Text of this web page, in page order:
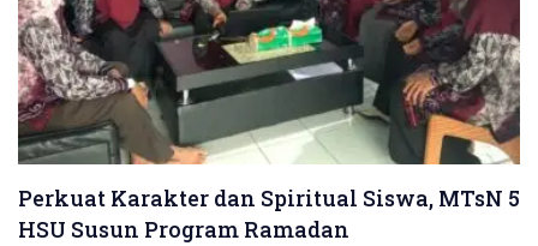
Perkuat Karakter dan Spiritual Siswa, MTsN 5
HSU Susun Program Ramadan